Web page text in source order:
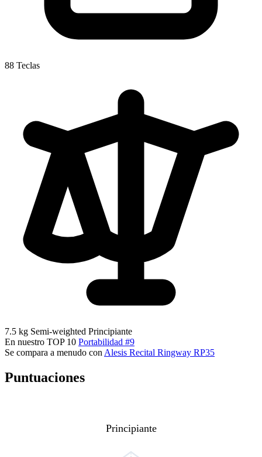
88 Teclas
7.5 kg Semi-weighted Principiante
En nuestro TOP 10 Portabilidad #9
Se compara a menudo con Alesis Recital Ringway RP35
Puntuaciones
Principiante